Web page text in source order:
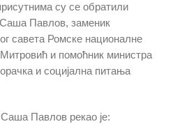
су се обратили
Павлов, заменик
савета Ромске националне
и помоћник министра
и социјална питања
Павлов рекао је: